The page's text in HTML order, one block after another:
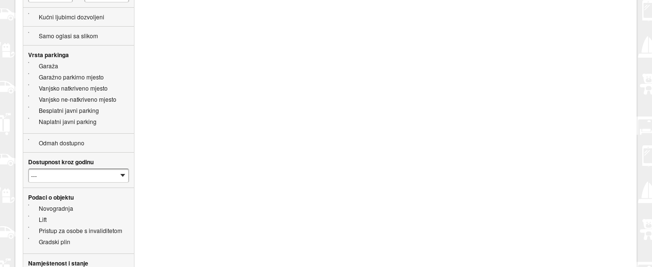
Kućni ljubimci dozvoljeni
Samo oglasi sa slikom
Vrsta parkinga
Garaža
Garažno parkirno mjesto
Vanjsko natkriveno mjesto
Vanjsko ne-natkriveno mjesto
Besplatni javni parking
Naplatni javni parking
Odmah dostupno
Dostupnost kroz godinu
Podaci o objektu
Novogradnja
Lift
Pristup za osobe s invaliditetom
Gradski plin
Namještenost i stanje